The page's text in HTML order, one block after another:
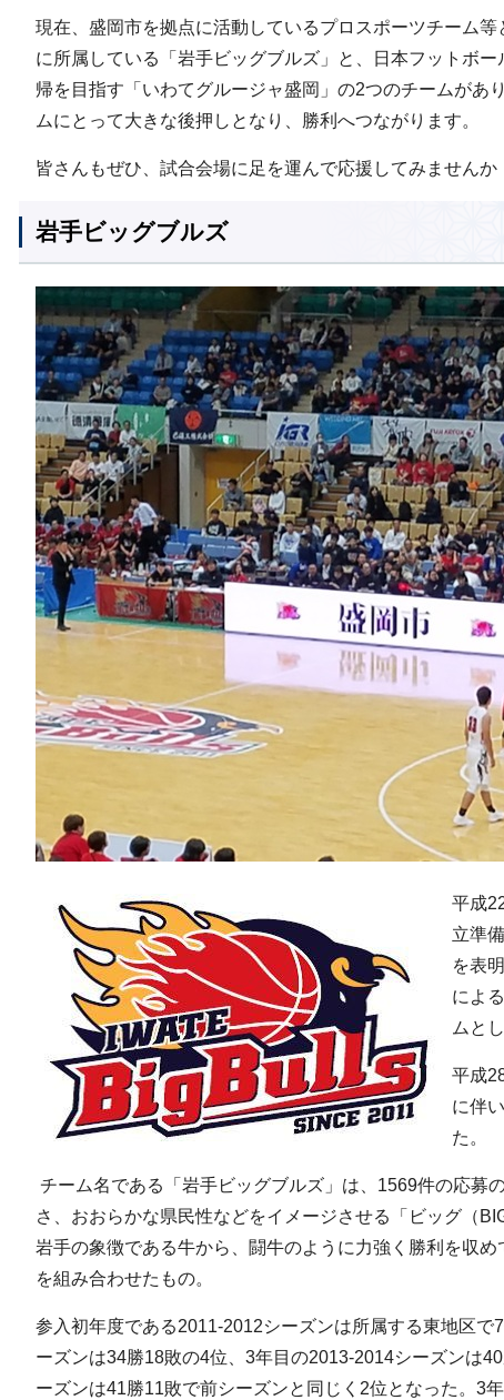
現在、盛岡市を拠点に活動しているプロスポーツチーム
に所属している「岩手ビッグブルズ」と、日本フットボ
帰を目指す「いわてグルージャ盛岡」の2つのチームがあ
ムにとって大きな後押しとなり、勝利へつながります。
皆さんもぜひ、試合会場に足を運んで応援してみませんか
岩手ビッグブルズ
平成
立準
を表
によ
ムと
平成
に伴
た。
チーム名である「岩手ビッグブルズ」は、1569件の応募
さ、おおらかな県民性などをイメージさせる「ビッグ（
岩手の象徴である牛から、闘牛のように力強く勝利を収め
を組み合わせたもの。
参入初年度である2011-2012シーズンは所属する東地区で
ーズンは34勝18敗の4位、3年目の2013-2014シーズンは
ーズンは41勝11敗で前シーズンと同じく2位となった。3